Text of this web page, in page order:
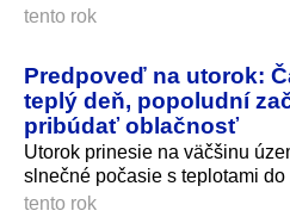
tento rok
Predpoveď na utorok:
teplý deň, popoludní
pribúdať oblačnosť
Utorok prinesie na väčšinu
slnečné počasie s teplotami do
tento rok